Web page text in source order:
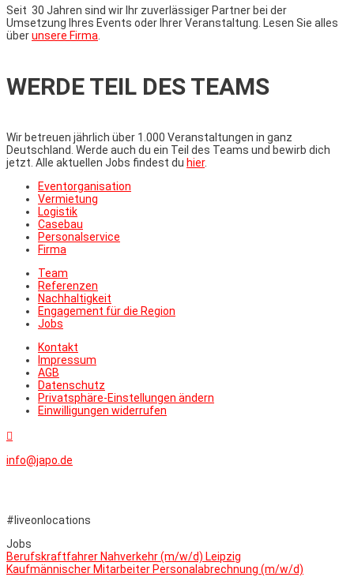
Seit 30 Jahren sind wir Ihr zuverlässiger Partner bei der
Umsetzung Ihres Events oder Ihrer Veranstaltung. Lesen Sie alles
überunsere Firma
WERDE TEIL DES TEAMS
Wir betreuen jährlich über 1.000 Veranstaltungen in ganz
Deutschland. Werde auch du ein Teil des Teams und bewirb dich
jetzt. Alle aktuellen Jobs findest du hier.
Eventorganisation
Vermietung
Logistik
Casebau
Personalservice
Firma
Team
Referenzen
Nachhaltigkeit
Engagement für die Region
Jobs
Kontakt
Impressum
AGB
Datenschutz
Privatsphäre-Einstellungen ändern
Einwilligungen widerrufen

info@japo.de
#liveonlocations
Jobs
Berufskraftfahrer Nahverkehr (m/w/d) Leipzig
Kaufmännischer Mitarbeiter Personalabrechnung (m/w/d)